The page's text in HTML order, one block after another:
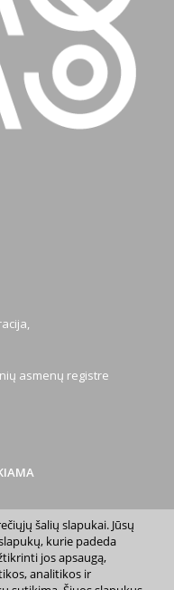
asmenų registre
šalių slapukai. Jūsų
kurie padeda
jos apsaugą,
analitikos ir